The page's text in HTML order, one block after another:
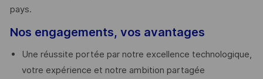
pays. ​
Nos engagements, vos avantages
Une réussite portée par notre excellence technologique,
votre expérience et notre ambition partagée